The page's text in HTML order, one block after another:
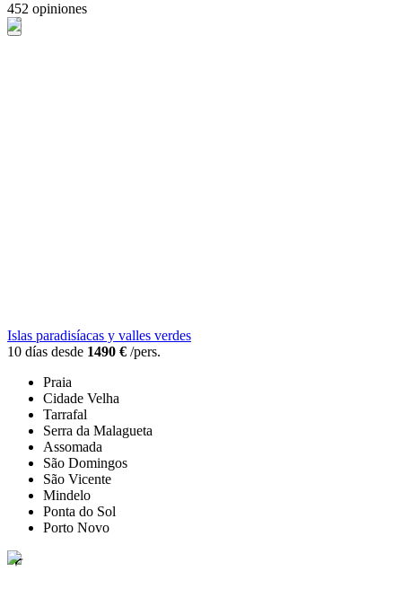
452 opiniones
Islas paradisíacas y valles verdes
10 días desde 1490 € /pers.
Praia
Cidade Velha
Tarrafal
Serra da Malagueta
Assomada
São Domingos
São Vicente
Mindelo
Ponta do Sol
Porto Novo